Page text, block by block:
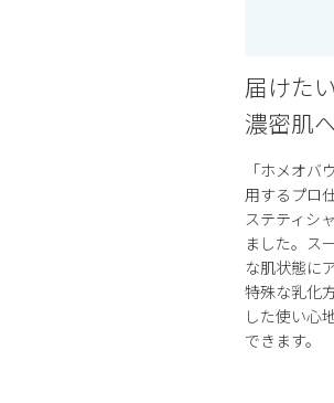
届けた
濃密肌
「ホメオ
用するプロ
ステティシ
ました。ス
な肌状態に
特殊な乳化
した使い心
できます。